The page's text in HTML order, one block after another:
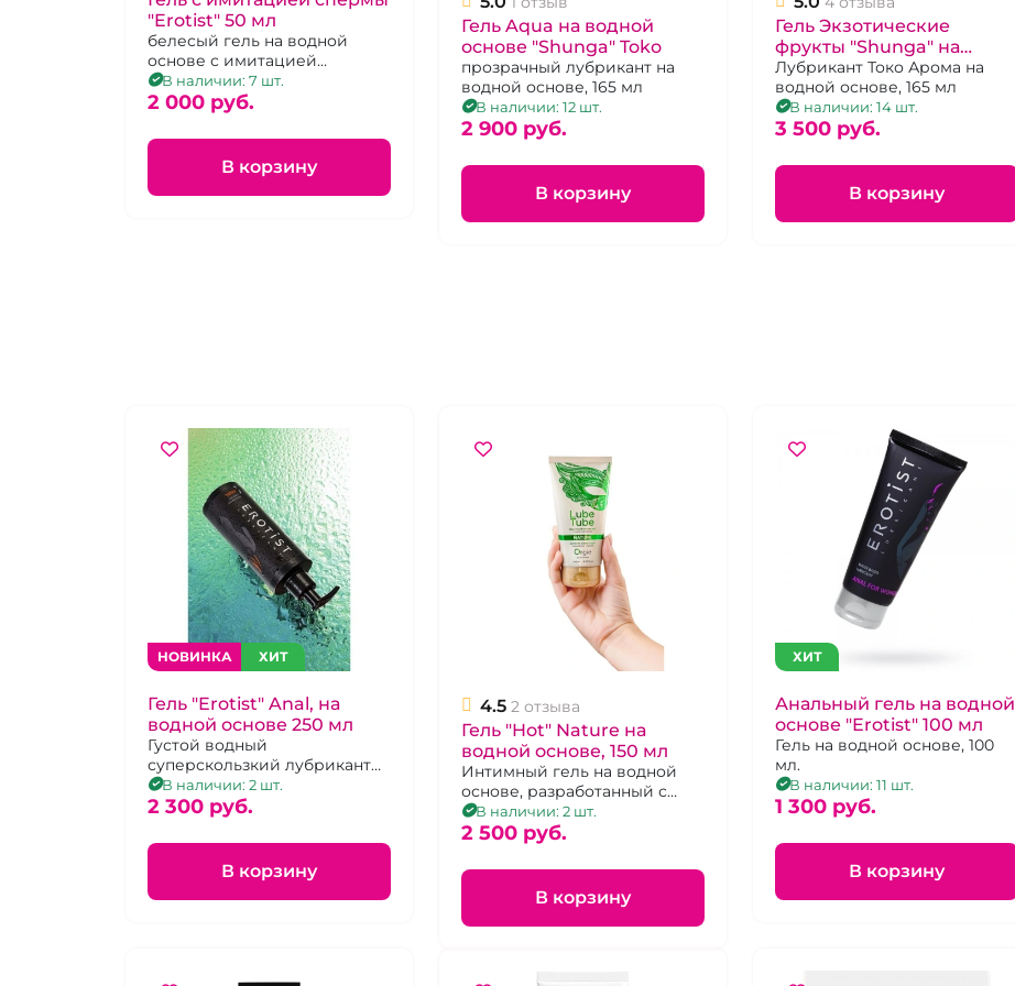
"Erotist" 50 мл
белесый гель на водной
основе с имитацией
мужского семени 50 мл
В наличии: 7 шт.
2 000 pуб.
В корзину
Гель Aqua на водной
основе "Shunga" Toko
прозрачный лубрикант на
водной основе, 165 мл
В наличии: 12 шт.
2 900 pуб.
В корзину
Гель Экзотические
фрукты "Shunga" на
водной основе без
красителей
Лубрикант Токо Арома на
водной основе, 165 мл
В наличии: 14 шт.
3 500 pуб.
В корзину
НОВИНКА ХИТ
Гель "Erotist" Anal, на
водной основе 250 мл
Густой водный
суперскользкий лубрикант
для анального удовольствия
в увеличенном объеме
В наличии: 2 шт.
2 300 pуб.
В корзину
4.5 2 отзыва
Гель "Hot" Nature на
водной основе, 150 мл
Интимный гель на водной
основе, разработанный с
помощью натуральных
компонентов
В наличии: 2 шт.
2 500 pуб.
В корзину
ХИТ
Анальный гель на водной
основе "Erotist" 100 мл
Гель на водной основе, 100
мл.
В наличии: 11 шт.
1 300 pуб.
В корзину